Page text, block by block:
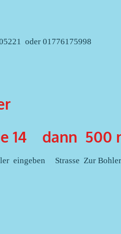
oder 01776175998
14 dann 500
eingeben Strasse Zur